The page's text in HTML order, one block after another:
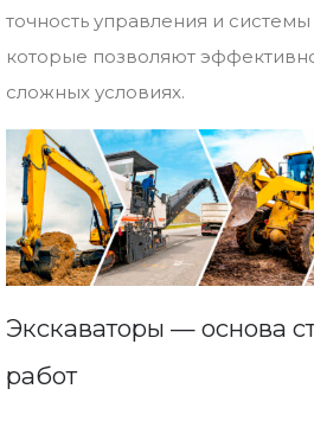
точность управления и системы
которые позволяют
сложных условиях.
Экскаваторы — основа
работ